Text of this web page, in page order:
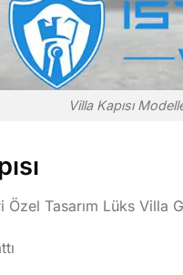
Villa Kapısı
Özel Tasarım Lüks Villa